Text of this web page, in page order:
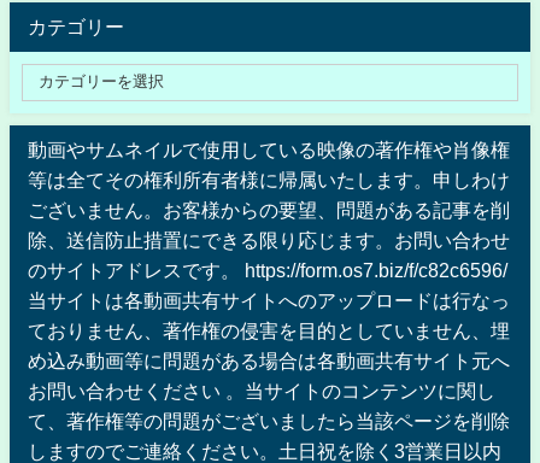
カテゴリー
動画やサムネイルで使用している映像の著作権や肖像権
等は全てその権利所有者様に帰属いたします。申しわけ
ございません。お客様からの要望、問題がある記事を削
除、送信防止措置にできる限り応じます。お問い合わせ
のサイトアドレスです。 https://form.os7.biz/f/c82c6596/
当サイトは各動画共有サイトへのアップロードは行なっ
ておりません、著作権の侵害を目的としていません、埋
め込み動画等に問題がある場合は各動画共有サイト元へ
お問い合わせください 。当サイトのコンテンツに関し
て、著作権等の問題がございましたら当該ページを削除
しますのでご連絡ください。土日祝を除く3営業日以内